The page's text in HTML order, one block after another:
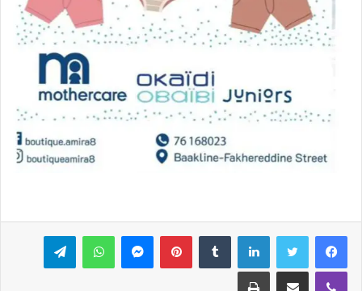
فيسبوك تويتر لينكدإن بينتيريستماسنجر واتساب تيلقرام
ڤايبر مشاركة عبر البريد طباعة